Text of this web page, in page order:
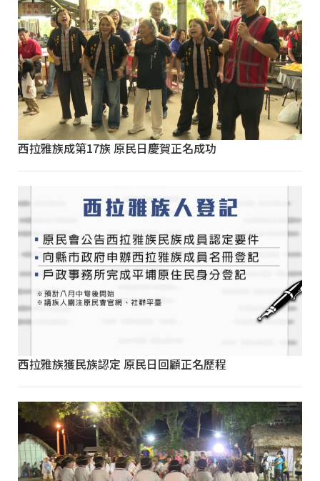
西拉雅族成第17族 原民日慶賀正名成功
西拉雅族獲民族認定 原民日回顧正名歷程